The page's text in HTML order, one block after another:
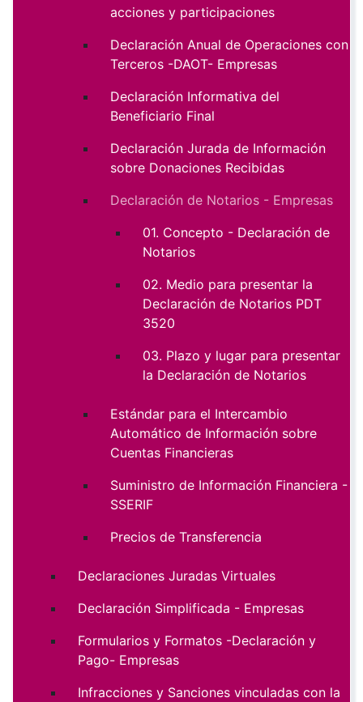
acciones y participaciones
Declaración Anual de Operaciones con
Terceros -DAOT- Empresas
Declaración Informativa del
Beneficiario Final
Declaración Jurada de Información
sobre Donaciones Recibidas
Declaración de Notarios - Empresas
01. Concepto - Declaración de
Notarios
02. Medio para presentar la
Declaración de Notarios PDT
3520
03. Plazo y lugar para presentar
la Declaración de Notarios
Estándar para el Intercambio
Automático de Información sobre
Cuentas Financieras
Suministro de Información Financiera -
SSERIF
Precios de Transferencia
Declaraciones Juradas Virtuales
Declaración Simplificada - Empresas
Formularios y Formatos -Declaración y
Pago- Empresas
Infracciones y Sanciones vinculadas con la